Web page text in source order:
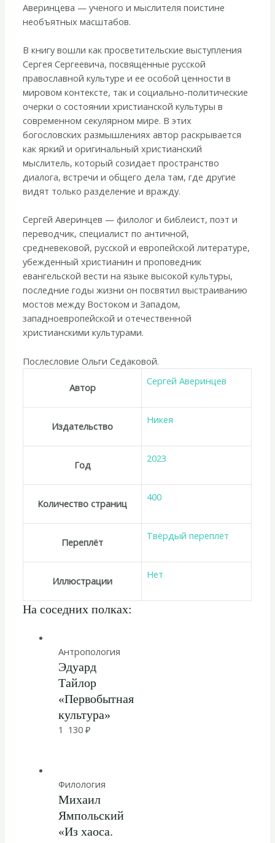
Аверинцева — ученого и мыслителя поистине
необъятных масштабов.
В книгу вошли как просветительские выступления
Сергея Сергеевича, посвященные русской
православной культуре и ее особой ценности в
мировом контексте, так и социально-политические
очерки о состоянии христианской культуры в
современном секулярном мире. В этих
богословских размышлениях автор раскрывается
как яркий и оригинальный христианский
мыслитель, который созидает пространство
диалога, встречи и общего дела там, где другие
видят только разделение и вражду.
Сергей Аверинцев — филолог и библеист, поэт и
переводчик, специалист по античной,
средневековой, русской и европейской литературе,
убежденный христианин и проповедник
евангельской вести на языке высокой культуры,
последние годы жизни он посвятил выстраиванию
мостов между Востоком и Западом,
западноевропейской и отечественной
христианскими культурами.
Послесловие Ольги Седаковой.
Автор
Сергей Аверинцев
Издательство
Никея
Год
2023
Количество страниц
400
Переплёт
Твёрдый переплёт
Иллюстрации
Нет
На соседних полках:
Антропология
Эдуард
Тайлор
«Первобытная
культура»
1 130₽
Филология
Михаил
Ямпольский
«Из хаоса.